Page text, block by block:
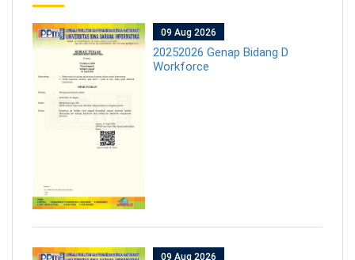
09 Aug 2026
20252026 Genap Bidang D
Workforce
09 Aug 2026